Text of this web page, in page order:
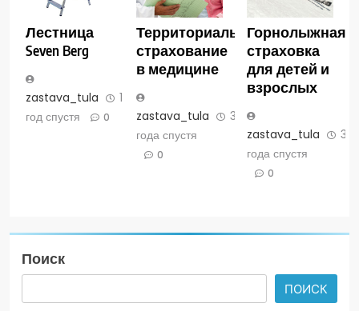
Лестница
Seven Berg
zastava_tula
1
год спустя
0
Территориальное
страхование
в медицине
zastava_tula
3
года спустя
0
Горнолыжная
страховка
для детей и
взрослых
zastava_tula
3
года спустя
0
Поиск
ПОИСК